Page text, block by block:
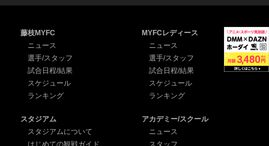
藤枝MYFC
ニュース
選手/スタッフ
試合日程/結果
スケジュール
ランキング
MYFCレディース
ニュース
選手/スタッフ
試合日程/結果
スケジュール
ランキング
スタジアム
スタジアムについて
アカデミー/スクール
ニュース